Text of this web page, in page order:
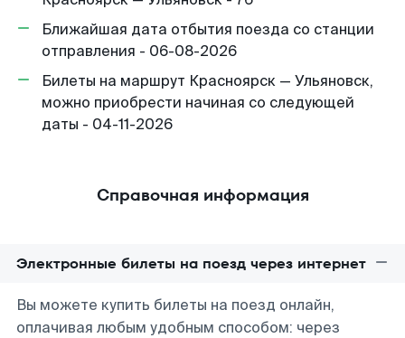
Ближайшая дата отбытия поезда со станции
отправления - 06-08-2026
Билеты на маршрут Красноярск — Ульяновск,
можно приобрести начиная со следующей
даты - 04-11-2026
Справочная информация
Электронные билеты на поезд через интернет
Вы можете купить билеты на поезд онлайн,
оплачивая любым удобным способом: через